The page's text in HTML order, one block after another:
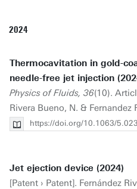
2024
Thermocavitation in gold-
needle-free jet injection
Physics of Fluids, 36(10).
Rivera Bueno, N. & Fernandez
https://doi.org/10.1063/
Jet ejection device (2024)
[Patent › Patent]. Fernández